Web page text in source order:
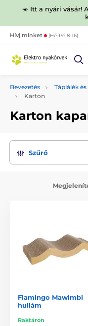
☀️ Itt a nyári vásár!
Hívj minket (Hé-Pé 8-16)
Bevezetés Táplálék
Karton
Karton
Szűrő
Flamingo Mawimbi
hullám
Raktáron